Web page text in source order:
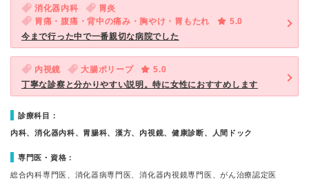
消化器内科
胃炎
胃痛・腹痛・背中の痛み・胸やけ・胃もたれ
5.0
今まで行った中で一番親切な病院でした
内視鏡 大腸ポリープ
5.0
丁寧な診察と分かりやすい説明。特に女性におすすめします
診療科目：
内科、消化器内科、胃腸科、漢方、内視鏡、健康診断、人間ドック
専門医・資格：
総合内科専門医、消化器病専門医、消化器内視鏡専門医、がん治療認定医